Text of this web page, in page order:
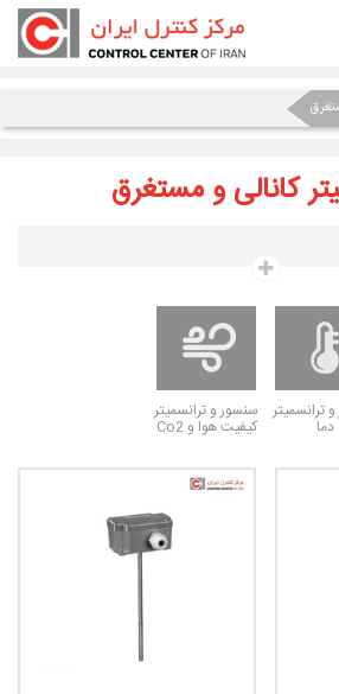
کانالی و مستغرق
ترانسمیتر
دما
سنسور و ترانسمیتر
کیفیت هوا و Co2